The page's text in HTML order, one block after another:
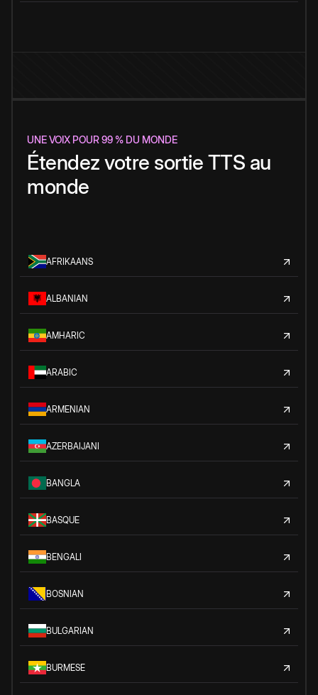
UNE VOIX POUR 99 % DU MONDE
Étendez votre sortie TTS au
monde
AFRIKAANS
ALBANIAN
AMHARIC
ARABIC
ARMENIAN
AZERBAIJANI
BANGLA
BASQUE
BENGALI
BOSNIAN
BULGARIAN
BURMESE